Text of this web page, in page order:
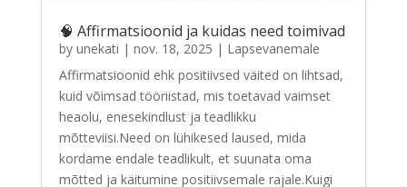
🧠 Affirmatsioonid ja kuidas need toimivad
by unekati | nov. 18, 2025 | Lapsevanemale
Affirmatsioonid ehk positiivsed väited on lihtsad,
kuid võimsad tööriistad, mis toetavad vaimset
heaolu, enesekindlust ja teadlikku
mõtteviisi.Need on lühikesed laused, mida
kordame endale teadlikult, et suunata oma
mõtted ja käitumine positiivsemale rajale.Kuigi